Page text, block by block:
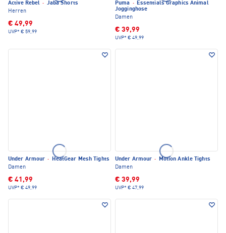
Active Rebel · Jaba Shorts
Herren
€ 49,99
UVP* € 59,99
Puma · Essentials Graphics Animal
Jogginghose
Damen
€ 39,99
UVP* € 49,99
Under Armour ·
HeatGear Mesh Tights
Damen
€ 41,99
UVP* € 49,99
Under Armour ·
Motion Ankle Tights
Damen
€ 39,99
UVP* € 47,99